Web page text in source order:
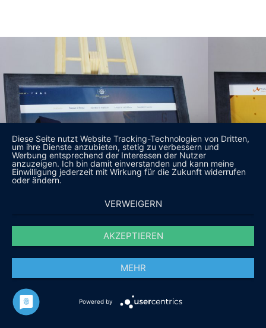
Diese Seite nutzt Website Tracking-Technologien von Dritten,
um ihre Dienste anzubieten, stetig zu verbessern und
Werbung entsprechend der Interessen der Nutzer
anzuzeigen. Ich bin damit einverstanden und kann meine
Einwilligung jederzeit mit Wirkung für die Zukunft widerrufen
oder ändern.
VERWEIGERN
AKZEPTIEREN
MEHR
Powered by